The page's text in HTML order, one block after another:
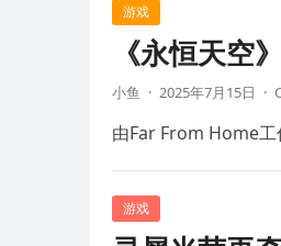
游戏
《永恒天空
小鱼 · 2025年7月15日 ·
由Far From Home
游戏